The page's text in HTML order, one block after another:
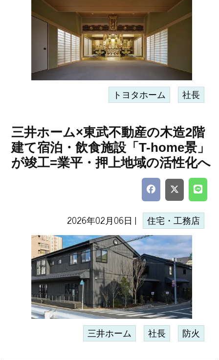
トヨタホーム 社長
三井ホーム×東武不動産の木造2階
建て宿泊・飲食施設「T-home景」
が竣工=業平・押上地域の活性化へ
2026年02月06日 | 住宅・工務店
三井ホーム 社長 防火